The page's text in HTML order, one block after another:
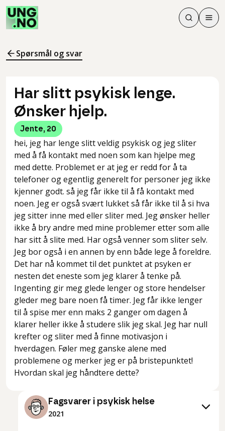
Søk
Søk
Meny
Spørsmål og svar
Har slitt psykisk lenge.
Ønsker hjelp.
Jente, 20
hei, jeg har lenge slitt veldig psykisk og jeg sliter
med å få kontakt med noen som kan hjelpe meg
med dette. Problemet er at jeg er redd for å ta
telefoner og egentlig generelt for personer jeg ikke
kjenner godt. så jeg får ikke til å få kontakt med
noen. Jeg er også svært lukket så får ikke til å si hva
jeg sitter inne med eller sliter med. Jeg ønsker heller
ikke å bry andre med mine problemer etter som alle
har sitt å slite med. Har også venner som sliter selv.
Jeg bor også i en annen by enn både lege å foreldre.
Det har nå kommet til det punktet at psyken er
nesten det eneste som jeg klarer å tenke på.
Ingenting gir meg glede lenger og store hendelser
gleder meg bare noen få timer. Jeg får ikke lenger
til å spise mer enn maks 2 ganger om dagen å
klarer heller ikke å studere slik jeg skal. Jeg har null
krefter og sliter med å finne motivasjon i
hverdagen. Føler meg ganske alene med
problemene og merker jeg er på bristepunktet!
Hvordan skal jeg håndtere dette?
Fagsvarer i psykisk helse
2021